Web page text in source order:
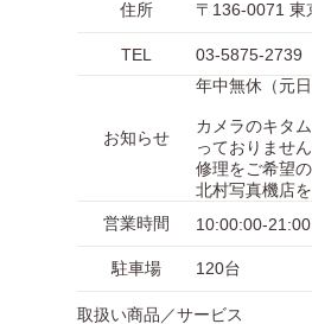
住所 〒136-0071 東
TEL 03-5875-2739
お知らせ
年中無休（元
カメラのキタ
っておりませ
修理をご希望
北村写真機店
営業時間
10:00:00-
駐車場 120台
取扱い商品／サービス